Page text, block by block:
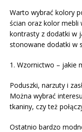
Warto wybrać kolory
ścian oraz kolor mebli
kontrasty z dodatki w
stonowane dodatki w
1. Wzornictwo – jakie
Poduszki, narzuty i
Można wybrać
tkaniny, czy też
Ostatnio bardzo